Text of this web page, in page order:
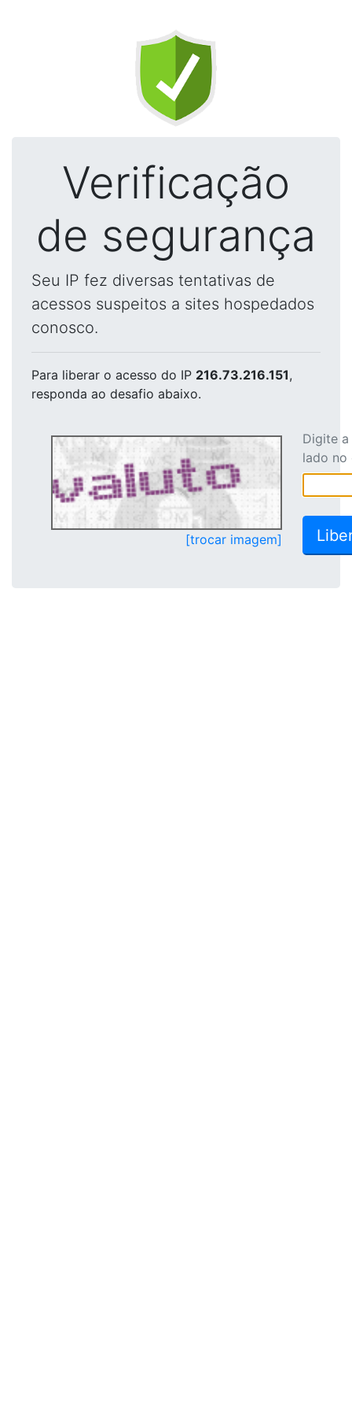
Verificação
de segurança
Seu IP fez diversas tentativas de
acessos suspeitos a sites hospedados
conosco.
Para liberar o acesso do IP 216.73.216.151,
responda ao desafio abaixo.
[trocar imagem]
Digite
lado no